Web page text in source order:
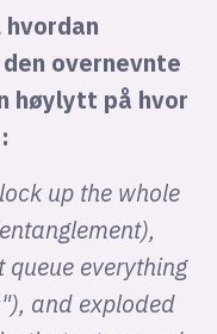
overnevnte
høylytt på hvor
up the whole
everything
and exploded